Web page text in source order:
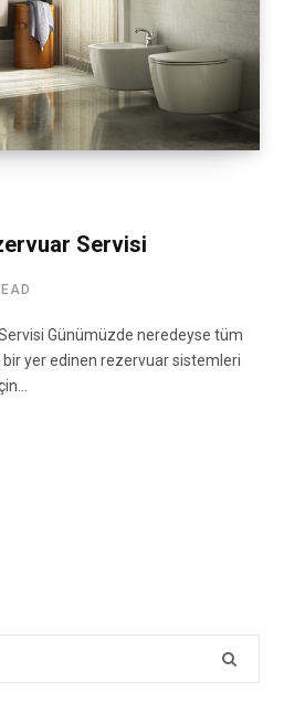
Servisi
Günümüzde neredeyse tüm
yer edinen rezervuar sistemleri